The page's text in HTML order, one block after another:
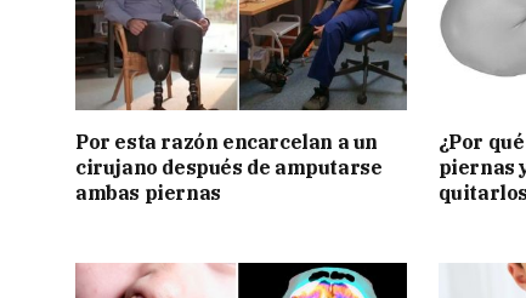
Por esta razón encarcelan a un
cirujano después de amputarse
ambas piernas
¿Por
piernas